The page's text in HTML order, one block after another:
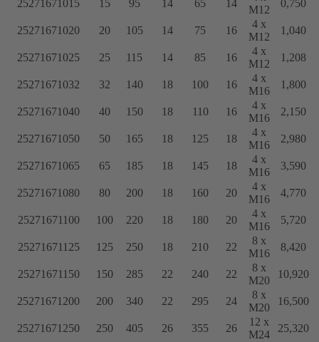
25271671015 15 95 14 65 14
M12
0,750
25271671020 20 105 14 75 16
4 x
M12
1,040
25271671025 25 115 14 85 16
4 x
M12
1,208
25271671032 32 140 18 100 16
4 x
M16
1,800
25271671040 40 150 18 110 16
4 x
M16
2,150
25271671050 50 165 18 125 18
4 x
M16
2,980
25271671065 65 185 18 145 18
4 x
M16
3,590
25271671080 80 200 18 160 20
4 x
M16
4,770
25271671100 100 220 18 180 20
4 x
M16
5,720
25271671125 125 250 18 210 22
8 x
M16
8,420
25271671150 150 285 22 240 22
8 x
M20
10,920
25271671200 200 340 22 295 24
8 x
M20
16,500
25271671250 250 405 26 355 26
12 x
M24
25,320